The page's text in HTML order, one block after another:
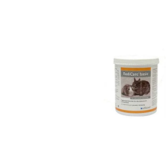
KRÁLÍCI/HLODAVCI/PTÁCI